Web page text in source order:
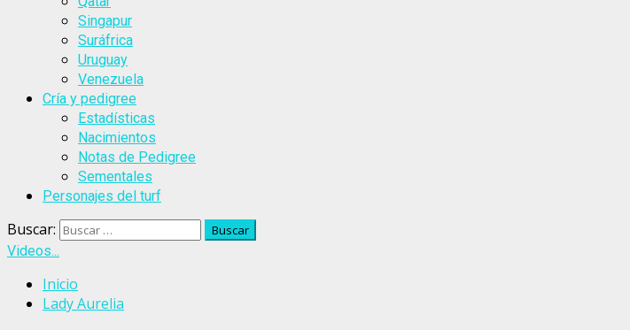
Singapur
Suráfrica
Uruguay
Venezuela
Cría y pedigree
Estadísticas
Nacimientos
Notas de Pedigree
Sementales
Personajes del turf
Buscar:
Videos...
Inicio
Lady Aurelia